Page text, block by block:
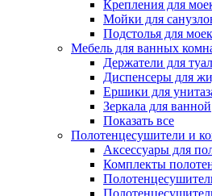
Крепления для
Мойки для
Подстолья для моек
Мебель для ванных
Держатели для
Диспенсеры для
Ершики для
Зеркала для ванной
Показать все
Полотенцесушители и
Аксессуары для
Комплекты